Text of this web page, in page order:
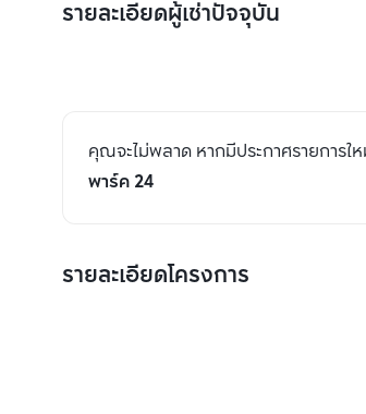
รายละเอียดผู้เช่าปัจจุบัน
คุณจะไม่พลาด หากมีประกาศรายการให
พาร์ค 24
รายละเอียดโครงการ